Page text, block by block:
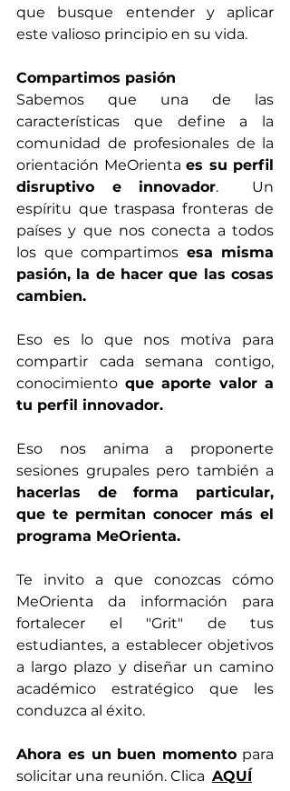
que busque entender y aplicar
este valioso principio en su vida.
Compartimos pasión
Sabemos que una de las
características que define a la
comunidad de profesionales de la
orientación MeOrienta es su perfil
disruptivo e innovador.  Un
espíritu que traspasa fronteras de
países y que nos conecta a todos
los que compartimos esa misma
pasión, la de hacer que las cosas
cambien.
Eso es lo que nos motiva para
compartir cada semana contigo,
conocimiento que aporte valor a
tu perfil innovador.
Eso nos anima a proponerte
hacerlas de forma particular,
que te permitan conocer más el
programa MeOrienta.
Te invito a que conozcas cómo
MeOrienta da información para
fortalecer el "Grit" de tus
estudiantes, a establecer objetivos
a largo plazo y diseñar un camino
académico estratégico que les
conduzca al éxito.
Ahora es un buen momento para
solicitar una reunión. Clica AQUÍ